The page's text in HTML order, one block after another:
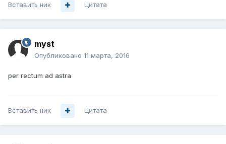
Вставить ник Цитата
myst
Опубликовано 11 марта, 2016
per rectum ad astra
Вставить ник Цитата